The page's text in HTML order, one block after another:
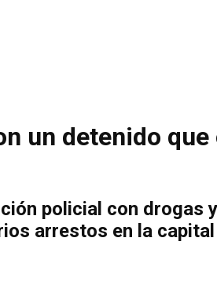
un detenido
policial con drogas
arrestos en la